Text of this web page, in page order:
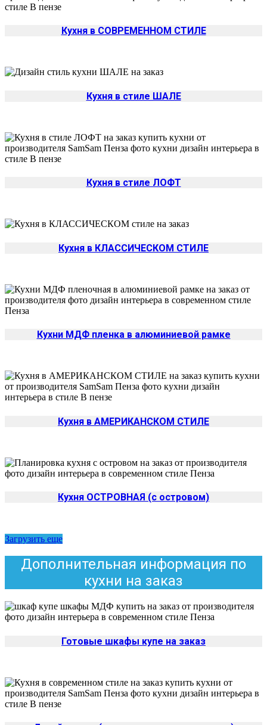
Кухня в СОВРЕМЕННОМ СТИЛЕ
Кухня в стиле ШАЛЕ
Кухня в стиле ЛОФТ
Кухня в КЛАССИЧЕСКОМ СТИЛЕ
Кухни МДФ пленка в алюминиевой рамке
Кухня в АМЕРИКАНСКОМ СТИЛЕ
Кухня ОСТРОВНАЯ (с островом)
Загрузить еще
Дополнительная информация по
кухни на заказ
Готовые шкафы купе на заказ